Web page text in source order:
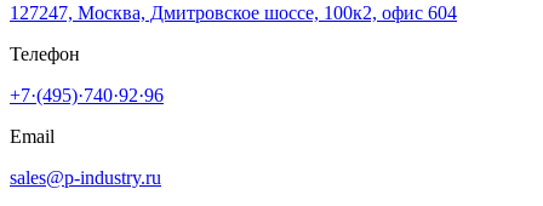
127247, Москва, Дмитровское шоссе, 100к2, офис 604
Телефон
+7·(495)·740·92·96
Email
sales@p-industry.ru